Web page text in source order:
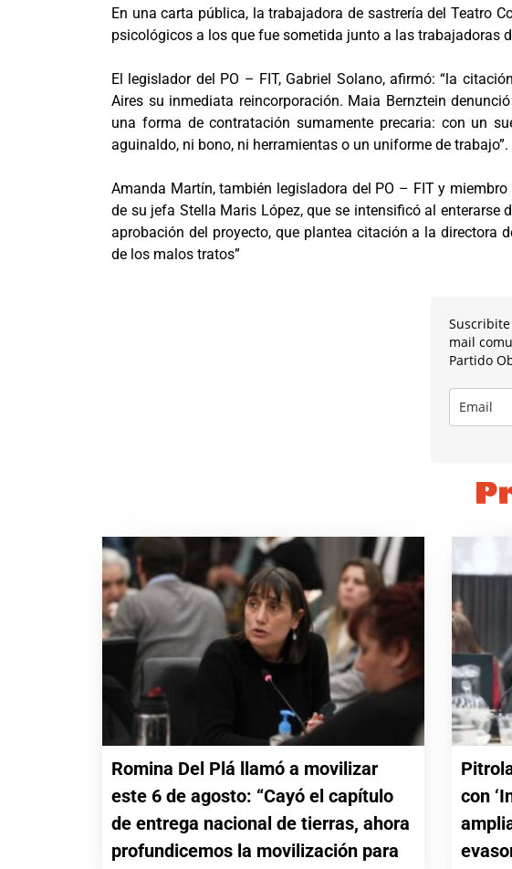
En una carta pública, la trabajadora de sastrería del Teatro
psicológicos a los que fue sometida junto a las trabajadoras
El legislador del PO – FIT, Gabriel Solano, afirmó: “la
Aires su inmediata reincorporación. Maia Bernztein
una forma de contratación sumamente precaria: con un
aguinaldo, ni bono, ni herramientas o un uniforme de trabajo”.
Amanda Martín, también legisladora del PO – FIT y
de su jefa Stella Maris López, que se intensificó al enterarse
aprobación del proyecto, que plantea citación a la directora
de los malos tratos”
mail
Partido
Romina Del Plá llamó a movilizar
este 6 de agosto: “Cayó el capítulo
de entrega nacional de tierras, ahora
profundicemos la movilización para
con